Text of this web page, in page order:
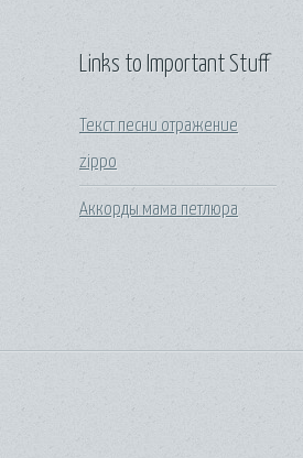
Links to Important Stuff
Текст песни отражение
zippo
Аккорды мама петлюра